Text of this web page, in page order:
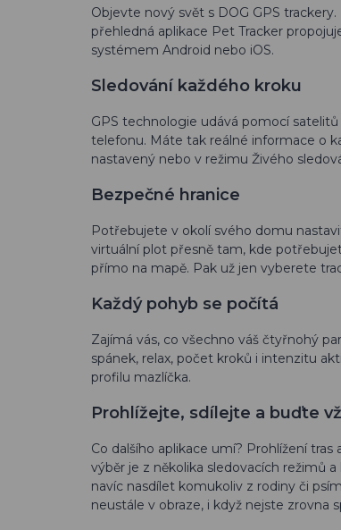
Objevte nový svět s DOG GPS
přehledná aplikace Pet Tracker
systémem Android nebo iOS.
Sledování každého kroku
GPS technologie udává pomocí
telefonu. Máte tak reálné informace o
nastavený nebo v režimu Živého
Bezpečné hranice
Potřebujete v okolí svého domu
virtuální plot přesně tam, kde
přímo na mapě. Pak už jen vyberete
Každý pohyb se počítá
Zajímá vás, co všechno váš čtyřnohý
spánek, relax, počet kroků i intenzitu
profilu mazlíčka.
Prohlížejte, sdílejte a buďte
Co dalšího aplikace umí? Prohlížení
výběr je z několika sledovacích režimů
navíc nasdílet komukoliv z rodiny či
neustále v obraze, i když nejste zrovna